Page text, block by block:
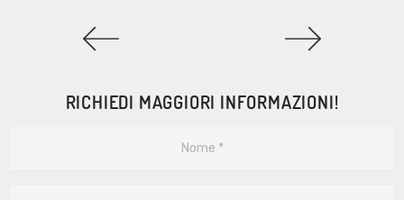
RICHIEDI MAGGIORI INFORMAZIONI!